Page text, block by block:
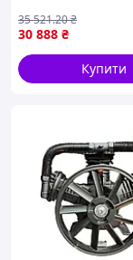
професійний для
майстерні
30 888 ₴
35 521.20₴
Купити